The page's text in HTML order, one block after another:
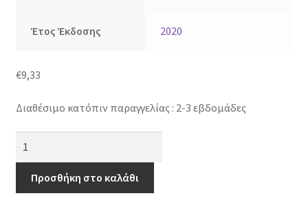
Έτος Έκδοσης 2020
€9,33
Διαθέσιμο κατόπιν παραγγελίας : 2-3 εβδομάδες
των
τάξεων
Προσθήκη στο καλάθι